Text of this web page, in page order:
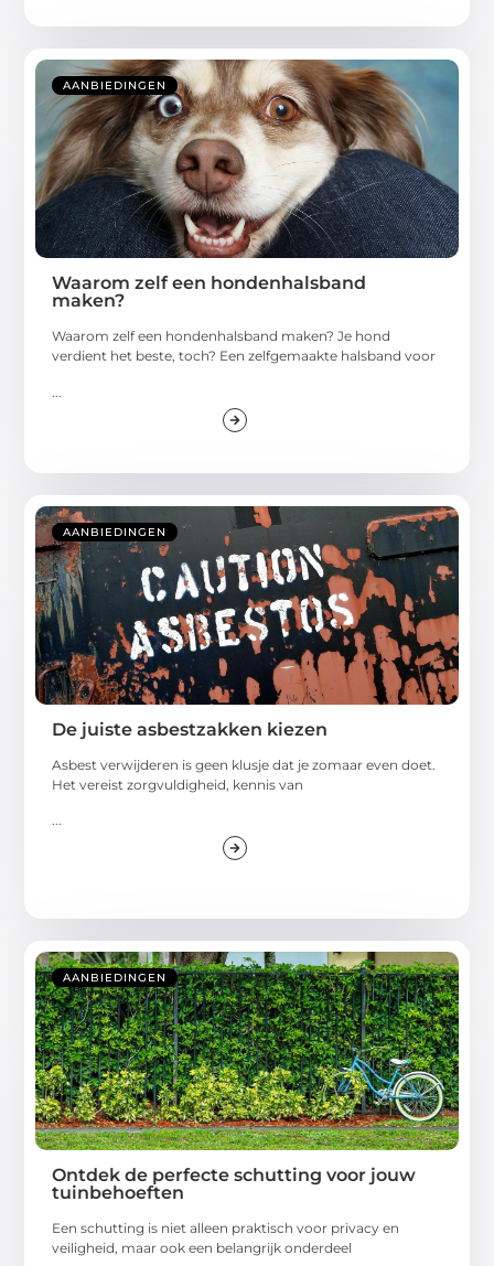
AANBIEDINGEN
Waarom zelf een hondenhalsband
maken?
Waarom zelf een hondenhalsband maken? Je hond
verdient het beste, toch? Een zelfgemaakte halsband voor
AANBIEDINGEN
De juiste asbestzakken kiezen
Asbest verwijderen is geen klusje dat je zomaar even doet.
Het vereist zorgvuldigheid, kennis van
...
AANBIEDINGEN
Ontdek de perfecte schutting voor jouw
tuinbehoeften
Een schutting is niet alleen praktisch voor privacy en
veiligheid, maar ook een belangrijk onderdeel